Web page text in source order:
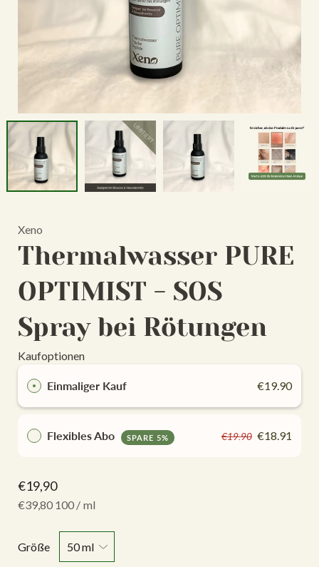
Xeno
Thermalwasser PURE
OPTIMIST - SOS
Spray bei Rötungen
Kaufoptionen
Einmaliger Kauf €19.90
Flexibles Abo SPARE 5% €19.90 €18.91
€19,90
€39,80 100 /pro
ml
Größe